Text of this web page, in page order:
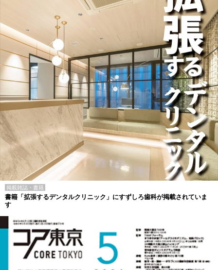
掲載雑誌・書籍
書籍「拡張するデンタルクリニック」にすずしろ歯科が掲載されていま
す